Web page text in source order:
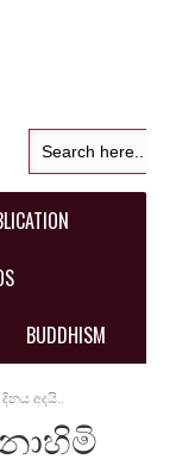
BUDDHISM
අදයි..